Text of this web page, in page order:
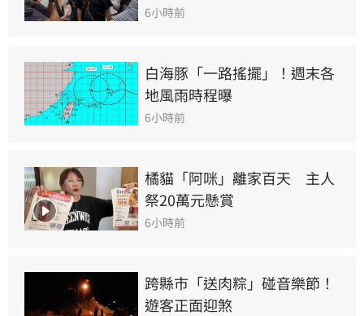
6小時前
白海豚「一路搖擺」！週末各
地風雨時程曝
6小時前
橘貓「阿咪」離家百天　主人
祭20萬元懸賞
6小時前
跨縣市「送肉粽」碰音樂節！
遊客正面迎煞